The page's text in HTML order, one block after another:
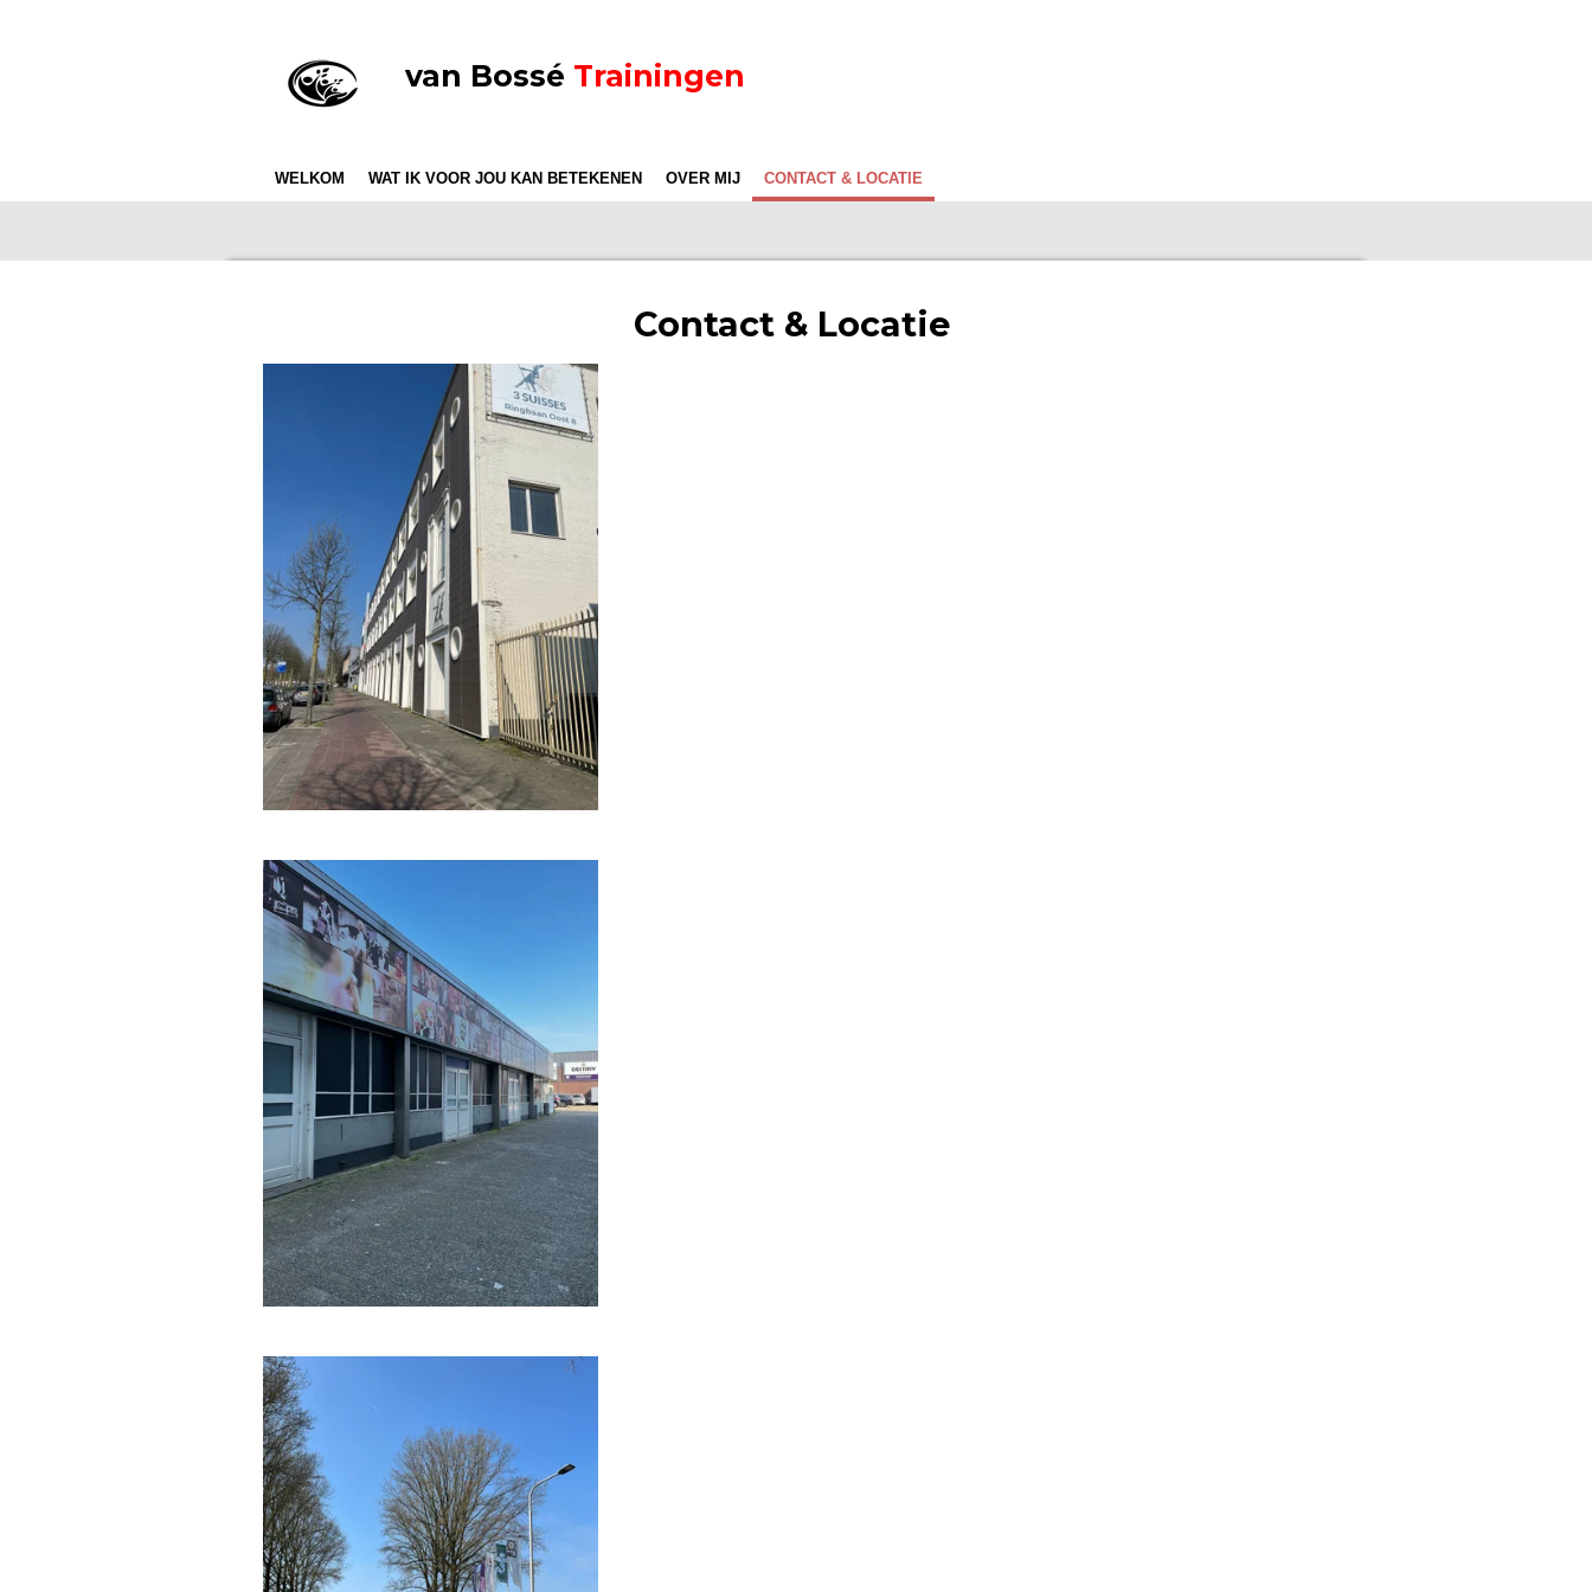
van Bossé Trainingen
WELKOM WAT IK VOOR JOU KAN BETEKENEN OVER MIJ CONTACT & LOCATIE
Contact & Locatie